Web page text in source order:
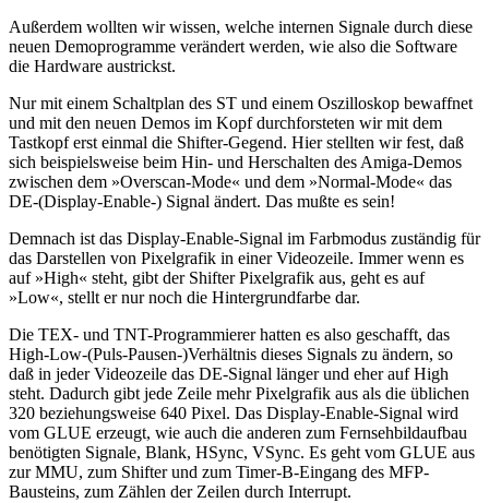
Außerdem wollten wir wissen, welche internen Signale durch diese
neuen Demoprogramme verändert werden, wie also die Software
die Hardware austrickst.
Nur mit einem Schaltplan des ST und einem Oszilloskop bewaffnet
und mit den neuen Demos im Kopf durchforsteten wir mit dem
Tastkopf erst einmal die Shifter-Gegend. Hier stellten wir fest, daß
sich beispielsweise beim Hin- und Herschalten des Amiga-Demos
zwischen dem »Overscan-Mode« und dem »Normal-Mode« das
DE-(Display-Enable-) Signal ändert. Das mußte es sein!
Demnach ist das Display-Enable-Signal im Farbmodus zuständig für
das Darstellen von Pixelgrafik in einer Videozeile. Immer wenn es
auf »High« steht, gibt der Shifter Pixelgrafik aus, geht es auf
»Low«, stellt er nur noch die Hintergrundfarbe dar.
Die TEX- und TNT-Programmierer hatten es also geschafft, das
High-Low-(Puls-Pausen-)Verhältnis dieses Signals zu ändern, so
daß in jeder Videozeile das DE-Signal länger und eher auf High
steht. Dadurch gibt jede Zeile mehr Pixelgrafik aus als die üblichen
320 beziehungsweise 640 Pixel. Das Display-Enable-Signal wird
vom GLUE erzeugt, wie auch die anderen zum Fernsehbildaufbau
benötigten Signale, Blank, HSync, VSync. Es geht vom GLUE aus
zur MMU, zum Shifter und zum Timer-B-Eingang des MFP-
Bausteins, zum Zählen der Zeilen durch Interrupt.